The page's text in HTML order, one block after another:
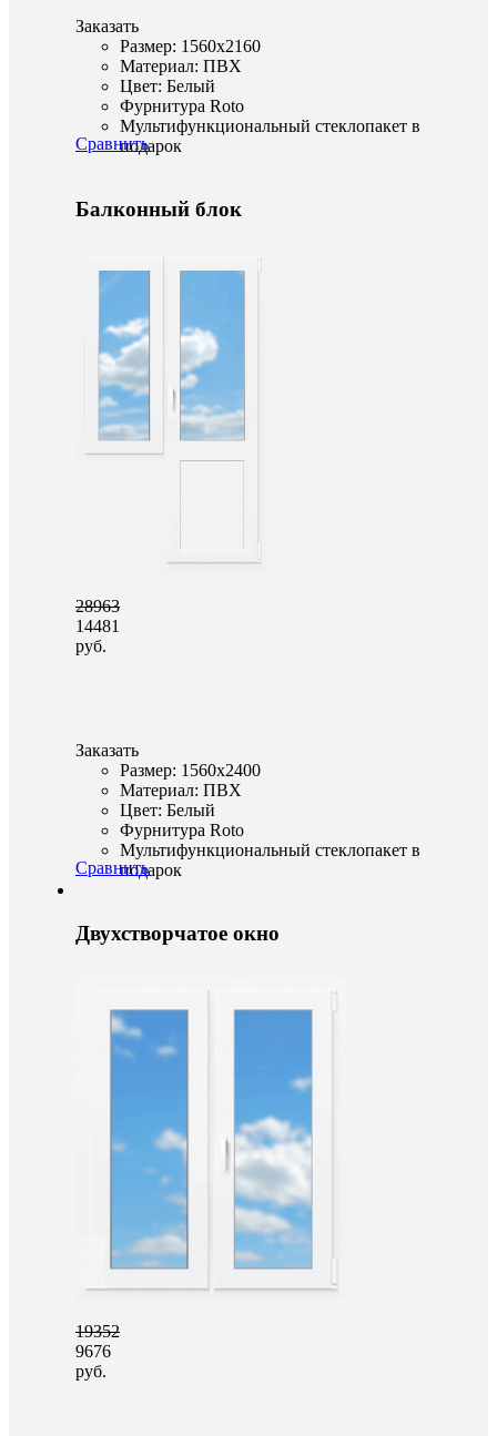
Заказать
Размер: 1560x2160
Материал: ПВХ
Цвет: Белый
Фурнитура Roto
Мультифункциональный стеклопакет в
подарок
Сравнить
Балконный блок
28963
14481
руб.
Заказать
Размер: 1560x2400
Материал: ПВХ
Цвет: Белый
Фурнитура Roto
Мультифункциональный стеклопакет в
подарок
Сравнить
Двухстворчатое окно
19352
9676
руб.